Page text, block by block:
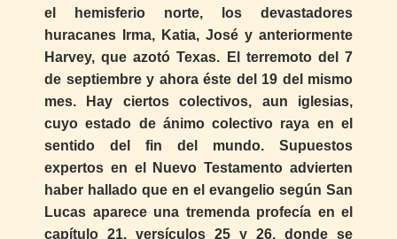
el hemisferio norte, los devastadores
huracanes Irma, Katia, José y anteriormente
Harvey, que azotó Texas. El terremoto del 7
de septiembre y ahora éste del 19 del mismo
mes. Hay ciertos colectivos, aun iglesias,
cuyo estado de ánimo colectivo raya en el
sentido del fin del mundo. Supuestos
expertos en el Nuevo Testamento advierten
haber hallado que en el evangelio según San
Lucas aparece una tremenda profecía en el
capítulo 21, versículos 25 y 26, donde se